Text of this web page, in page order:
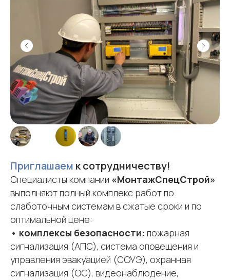
Приглашаем к сотрудничеству!
Специалисты компании «МонтажСпецСтрой»
выполняют полный комплекс работ по
слаботочным системам в сжатые сроки и по
оптимальной цене:
• комплексы безопасности: пожарная
сигнализация (АПС), система оповещения и
управления эвакуацией (СОУЭ), охранная
сигнализация (ОС), видеонаблюдение,